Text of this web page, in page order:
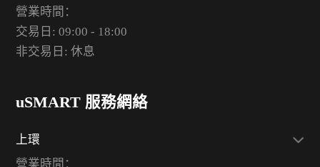
營業時間：
交易日: 09:00 - 18:00
非交易日: 休息
uSMART 服務網絡
上環
營業時間：